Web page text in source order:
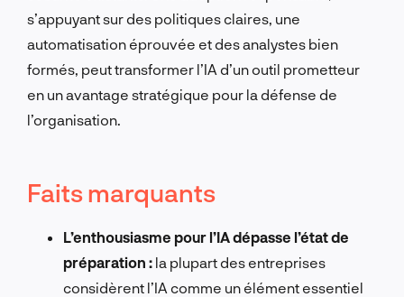
s’appuyant sur des politiques claires, une
automatisation éprouvée et des analystes bien
formés, peut transformer l’IA d’un outil prometteur
en un avantage stratégique pour la défense de
l’organisation.
Faits marquants
L’enthousiasme pour l’IA dépasse l’état de
préparation : la plupart des entreprises
considèrent l’IA comme un élément essentiel